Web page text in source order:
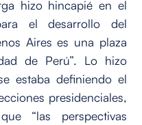
hizo hincapié en el
el desarrollo del
Aires es una plaza
de Perú”. Lo hizo
estaba definiendo el
presidenciales,
“las perspectivas